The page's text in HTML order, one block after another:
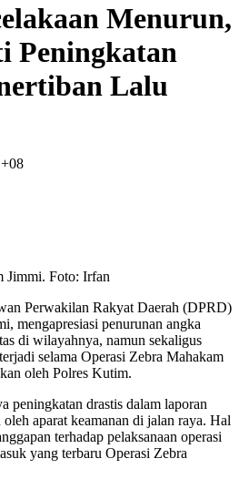
Menurun,
Peningkatan
Lalu
Foto: Irfan
Perwakilan Rakyat Daerah (DPRD)
mengapresiasi penurunan angka
di wilayahnya, namun sekaligus
selama Operasi Zebra Mahakam
oleh Polres Kutim.
peningkatan drastis dalam laporan
aparat keamanan di jalan raya. Hal
terhadap pelaksanaan operasi
yang terbaru Operasi Zebra